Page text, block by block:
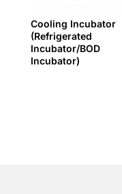
Cooling Incubator
(Refrigerated
Incubator/BOD
Incubator)